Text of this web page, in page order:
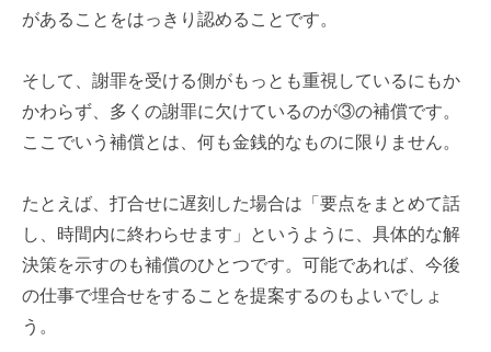
があることをはっきり認めることです。
そして、謝罪を受ける側がもっとも重視しているにもか
かわらず、多くの謝罪に欠けているのが③の補償です。
ここでいう補償とは、何も金銭的なものに限りません。
たとえば、打合せに遅刻した場合は「要点をまとめて話
し、時間内に終わらせます」というように、具体的な解
決策を示すのも補償のひとつです。可能であれば、今後
の仕事で埋合せをすることを提案するのもよいでしょ
う。